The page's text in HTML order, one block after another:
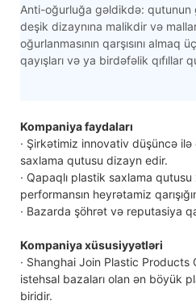
Anti-oğurluğa gəldikdə: qutunun
deşik dizaynına malikdir və
oğurlanmasının qarşısını almaq
qayışları və ya birdəfəlik qıfıllar
Kompaniya faydaları
· Şirkətimiz innovativ düşüncə
saxlama qutusu dizayn edir.
· Qapaqlı plastik saxlama
performansın heyrətamiz
· Bazarda şöhrət və reputasiya
Kompaniya xüsusiyyətləri
· Shanghai Join Plastic Products
istehsal bazaları olan ən böyük
biridir.